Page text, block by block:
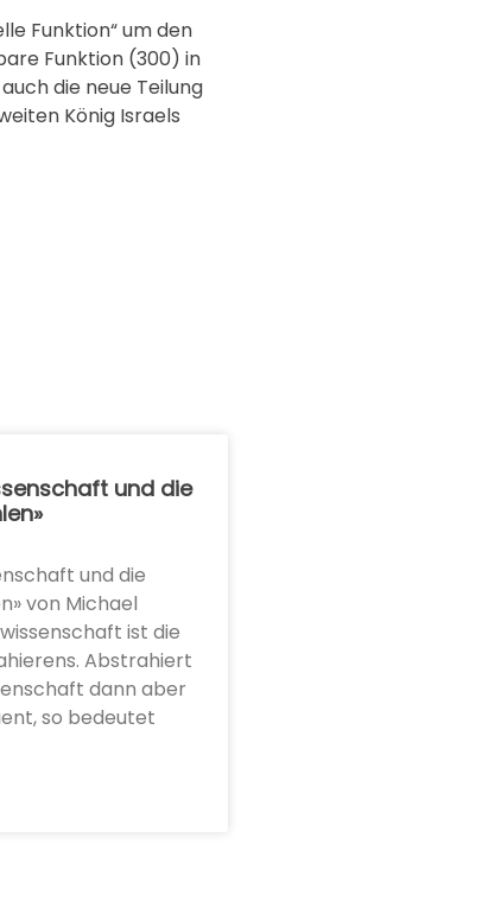
Funktion“ um den
Funktion (300) in
die neue Teilung
König Israels
und die
und die
von Michael
ist die
Abstrahiert
dann aber
so bedeutet